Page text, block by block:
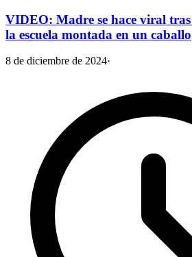
VIDEO: Madre se hace viral
la escuela montada en un caballo
8 de diciembre de 2024·